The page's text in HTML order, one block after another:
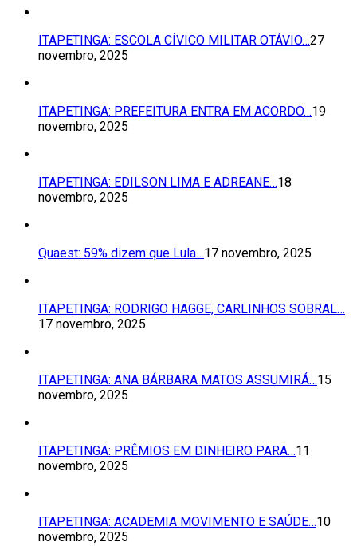
ITAPETINGA: ESCOLA CÍVICO MILITAR OTÁVIO…27
novembro, 2025
ITAPETINGA: PREFEITURA ENTRA EM ACORDO…19
novembro, 2025
ITAPETINGA: EDILSON LIMA E ADREANE…18
novembro, 2025
Quaest: 59% dizem que Lula…17 novembro, 2025
ITAPETINGA: RODRIGO HAGGE, CARLINHOS SOBRAL…
17 novembro, 2025
ITAPETINGA: ANA BÁRBARA MATOS ASSUMIRÁ…15
novembro, 2025
ITAPETINGA: PRÊMIOS EM DINHEIRO PARA…11
novembro, 2025
ITAPETINGA: ACADEMIA MOVIMENTO E SAÚDE…10
novembro, 2025